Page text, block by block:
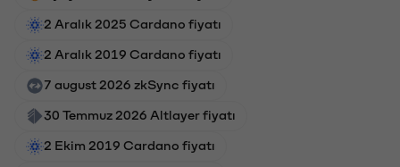
2 Aralık 2025 Cardano fiyatı
2 Aralık 2019 Cardano fiyatı
7 august 2026 zkSync fiyatı
30 Temmuz 2026 Altlayer fiyatı
2 Ekim 2019 Cardano fiyatı